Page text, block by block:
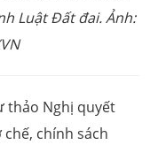
Luật Đất đai. Ảnh:
thảo Nghị quyết
chính sách